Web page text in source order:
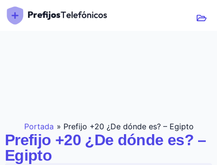
Portada » Prefijo +20 ¿De dónde es? – Egipto
Prefijo +20 ¿De dónde es? –
Egipto